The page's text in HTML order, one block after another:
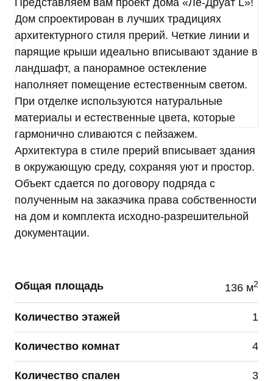
Представляем вам проект дома «Ле-Друат L»!
Дом спроектирован в лучших традициях
архитектурного стиля прерий. Четкие линии и
парящие крыши идеально вписывают здание в
ландшафт, а панорамное остекление
наполняет помещение естественным светом.
При отделке используются натуральные
материалы и естественные цвета, которые
гармонично сливаются с пейзажем.
Архитектура в стиле прерий вписывает здания
в окружающую среду, сохраняя уют и простор.
Объект сдается по договору подряда с
полученным на заказчика права собственности
на дом и комплекта исходно-разрешительной
документации.
Общая площадь 136 м2
Количество этажей 1
Количество комнат 4
Количество спален 3
общее описание используемых Оператором
способов обработки в соответствии с п. 3 ст. 3
Федерального закона от 27.07.2006 г. № 152-ФЗ
«О персональных данных». В ходе обработки с
персональными данными будут совершены
следующие действия: сбор; запись;
систематизация; накопление; хранение;
уточнение (обновление, изменение);
использование; обезличивание; удаление;
уничтожение.
Согласие дается, в том числе на возможные
ч. осуществления информационных рассылок,
рассылок о маркетинговых мероприятиях,
специальных предложениях и акциях
посредством SMS и e-mail).
Передача персональных данных третьим лицам
осуществляется на основании законодательства
субъекта персональных данных.
Данное согласие может быть отозвано по моему
«Группа Компаний ПИК» или его представителю